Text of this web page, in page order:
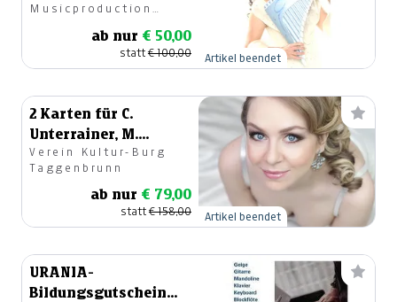
Musicproduction
ab nur € 50,00
statt€ 100,00 Artikel beendet
2 Karten für C.
Unterrainer, M.
Nazarova & A.
Kaimbacher
Verein Kultur-Burg
Taggenbrunn
ab nur € 79,00
statt€ 158,00 Artikel beendet
URANIA-
Bildungsgutschein